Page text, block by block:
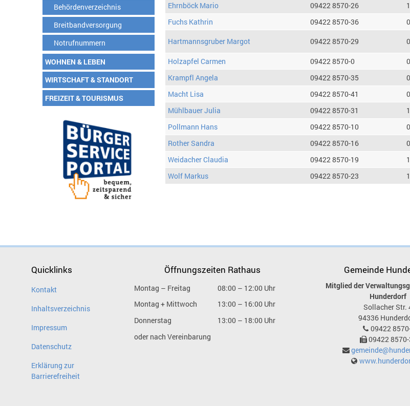
Behördenverzeichnis
Breitbandversorgung
Notrufnummern
WOHNEN & LEBEN
WIRTSCHAFT & STANDORT
FREIZEIT & TOURISMUS
Ehrnböck Mario
09422 8570-26
Fuchs Kathrin
09422 8570-36
Hartmannsgruber Margot
09422 8570-29
Holzapfel Carmen
09422 8570-0
Krampfl Angela
09422 8570-35
Macht Lisa
09422 8570-41
Mühlbauer Julia
09422 8570-31
Pollmann Hans
09422 8570-10
Rother Sandra
09422 8570-16
Weidacher Claudia
09422 8570-19
Wolf Markus
09422 8570-23
Quicklinks
Kontakt
Inhaltsverzeichnis
Impressum
Datenschutz
Erklärung zur
Barrierefreiheit
Öffnungszeiten Rathaus
Montag – Freitag
08:00 – 12:00 Uhr
Montag + Mittwoch
13:00 – 16:00 Uhr
Donnerstag
13:00 – 18:00 Uhr
oder nach Vereinbarung
Gemeinde
Mitglied der
Hunderdorf
Sollacher Str.
94336
09422
09422